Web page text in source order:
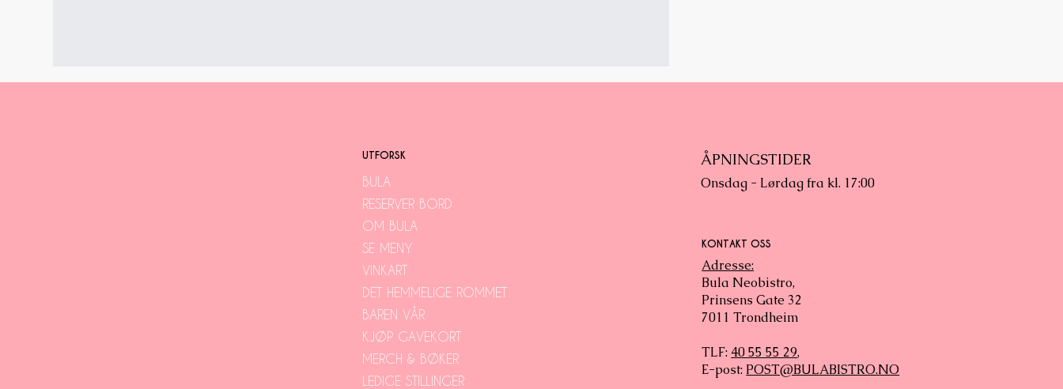
UTFORSK
BULA
RESERVER BORD
OM BULA
SE MENY
VINKART
DET HEMMELIGE ROMMET
BAREN VÅR
KJØP GAVEKORT
MERCH & BØKER
LEDIGE STILLINGER
ÅPNINGSTIDER
Onsdag - Lørdag fra kl. 17:00
KONTAKT OSS
Adresse:
Bula Neobistro,
Prinsens Gate 32
7011 Trondheim
TLF: 40 55 55 29,
E-post: POST@BULABISTRO.NO